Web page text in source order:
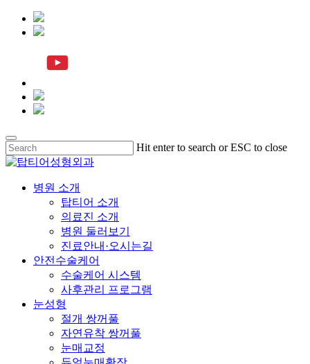
Skip
to
main
content
Hit enter to search or ESC to close
Close
Menu
병원 소개
탑티어 소개
의료진 소개
병원 둘러보기
진료안내·오시는길
안전수술케어
수술케어 시스템
사후관리 프로그램
눈성형
절개 쌍꺼풀
자연유착 쌍꺼풀
눈매교정